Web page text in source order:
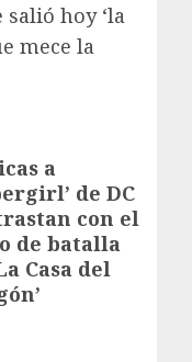
salió hoy ‘la
mece la
a
de DC
con el
de batalla
Casa del